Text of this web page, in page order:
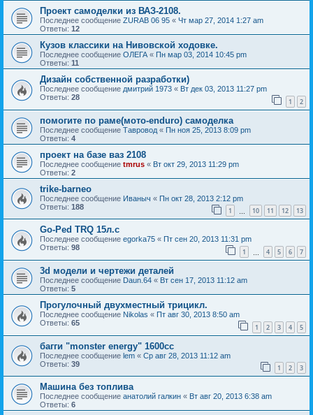
Проект самоделки из ВАЗ-2108.
Последнее сообщение ZURAB 06 95 « Чт мар 27, 2014 1:27 am
Ответы: 12
Кузов классики на Нивовской ходовке.
Последнее сообщение ОЛЕГА « Пн мар 03, 2014 10:45 pm
Ответы: 11
Дизайн собственной разработки)
Последнее сообщение дмитрий 1973 « Вт дек 03, 2013 11:27 pm
Ответы: 28 1 2
помогите по раме(мото-enduro) самоделка
Последнее сообщение Тавровод « Пн ноя 25, 2013 8:09 pm
Ответы: 4
проект на базе ваз 2108
Последнее сообщение tmrus « Вт окт 29, 2013 11:29 pm
Ответы: 2
trike-barneo
Последнее сообщение Иваныч « Пн окт 28, 2013 2:12 pm
Ответы: 188 1 10 11 12 13
Go-Ped TRQ 15л.с
Последнее сообщение egorka75 « Пт сен 20, 2013 11:31 pm
Ответы: 98 1 4 5 6 7
3d модели и чертежи деталей
Последнее сообщение Daun.64 « Вт сен 17, 2013 11:12 am
Ответы: 5
Прогулочный двухместный трицикл.
Последнее сообщение Nikolas « Пт авг 30, 2013 8:50 am
Ответы: 65 1 2 3 4 5
багги "monster energy" 1600cc
Последнее сообщение lem « Ср авг 28, 2013 11:12 am
Ответы: 39 1 2 3
Машина без топлива
Последнее сообщение анатолий галкин « Вт авг 20, 2013 6:38 am
Ответы: 6